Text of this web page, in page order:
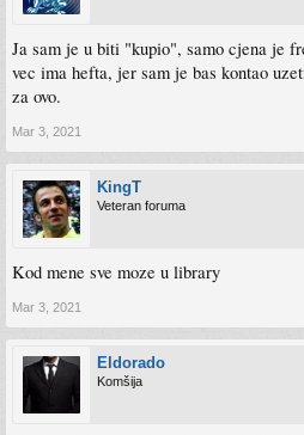
Ja sam je u biti "kupio", samo cjena je
vec ima hefta, jer sam je bas kontao
za ovo.
Mar 3, 2021
KingT
Veteran foruma
Kod mene sve moze u library
Mar 3, 2021
Eldorado
Komšija